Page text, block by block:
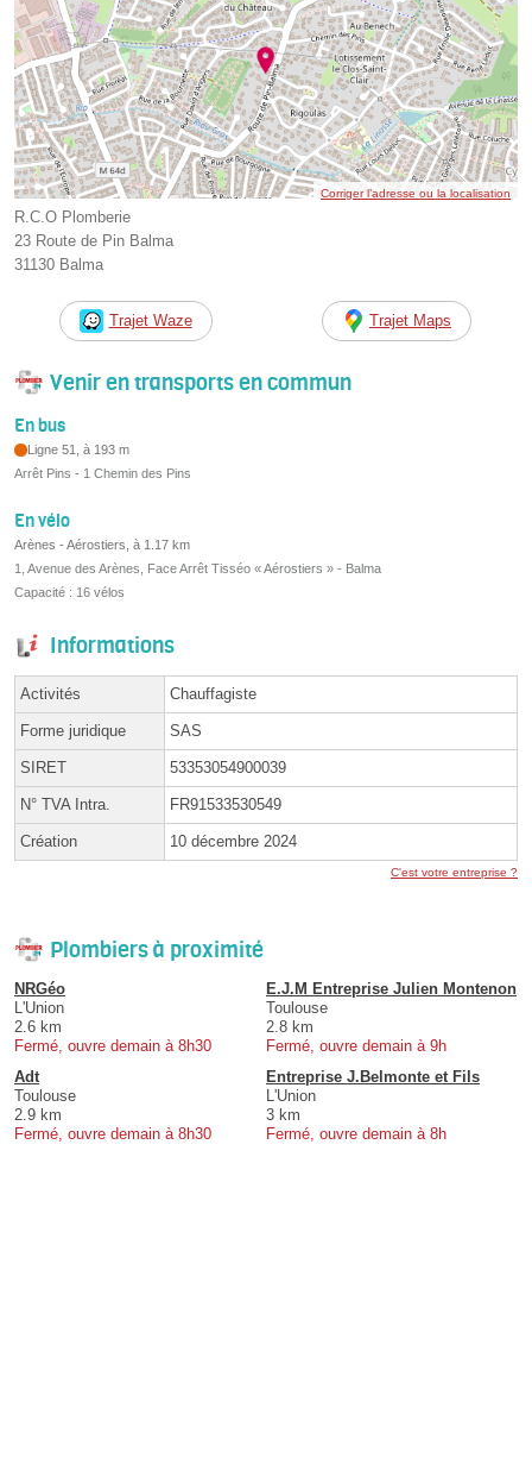
Corriger l’adresse ou la localisation
R.C.O Plomberie
23 Route de Pin Balma
31130 Balma
Trajet Waze Trajet Maps
Venir en transports en commun
En bus
Ligne 51, à 193 m
Arrêt Pins - 1 Chemin des Pins
En vélo
Arènes - Aérostiers, à 1.17 km
1, Avenue des Arènes, Face Arrêt Tisséo « Aérostiers » - Balma
Capacité : 16 vélos
Informations
Activités Chauffagiste
Forme juridique SAS
SIRET 53353054900039
N° TVA Intra. FR91533530549
Création 10 décembre 2024
C'est votre entreprise ?
Plombiers à proximité
NRGéo
L'Union
2.6 km
Fermé, ouvre demain à 8h30
E.J.M Entreprise Julien Montenon
Toulouse
2.8 km
Fermé, ouvre demain à 9h
Adt
Toulouse
2.9 km
Fermé, ouvre demain à 8h30
Entreprise J.Belmonte et Fils
L'Union
3 km
Fermé, ouvre demain à 8h